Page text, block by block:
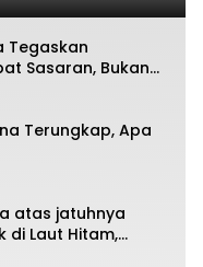
Tegaskan
Sasaran, Bukan
Terungkap, Apa
atas jatuhnya
di Laut Hitam,